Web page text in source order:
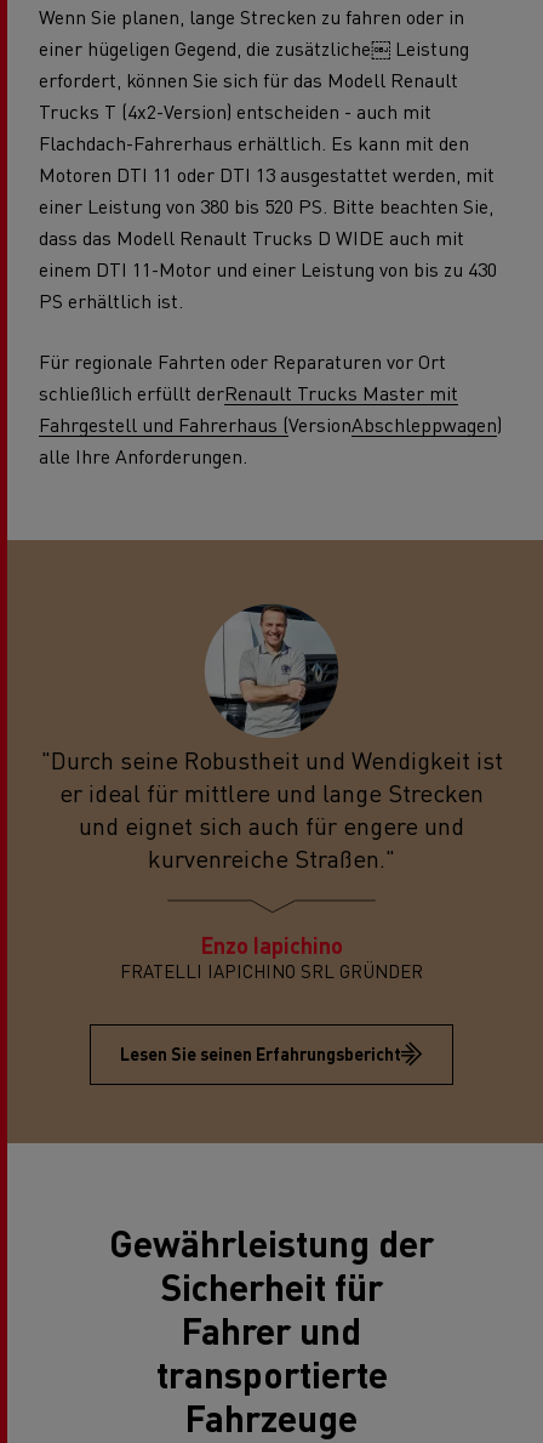
Wenn Sie planen, lange Strecken zu fahren oder in
einer hügeligen Gegend, die zusätzliche￼ Leistung
erfordert, können Sie sich für das Modell Renault
Trucks T (4x2-Version) entscheiden - auch mit
Flachdach-Fahrerhaus erhältlich. Es kann mit den
Motoren DTI 11 oder DTI 13 ausgestattet werden, mit
einer Leistung von 380 bis 520 PS. Bitte beachten Sie,
dass das Modell Renault Trucks D WIDE auch mit
einem DTI 11-Motor und einer Leistung von bis zu 430
PS erhältlich ist.
Für regionale Fahrten oder Reparaturen vor Ort
schließlich erfüllt derRenault Trucks Master mit
Fahrgestell und Fahrerhaus (VersionAbschleppwagen)
alle Ihre Anforderungen.
"Durch seine Robustheit und Wendigkeit ist
er ideal für mittlere und lange Strecken
und eignet sich auch für engere und
kurvenreiche Straßen."
Enzo Iapichino
FRATELLI IAPICHINO SRL GRÜNDER
Lesen Sie seinen Erfahrungsbericht
Gewährleistung der
Sicherheit für
Fahrer und
transportierte
Fahrzeuge